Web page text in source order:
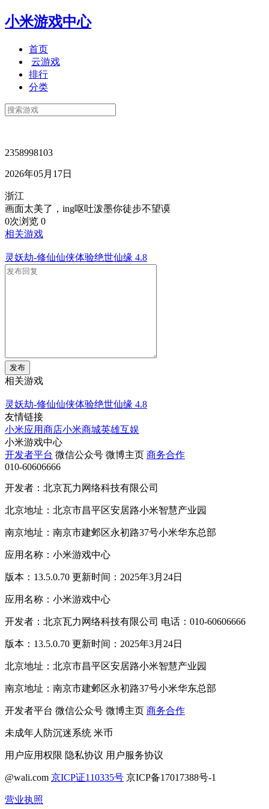
小米游戏中心
首页
云游戏
排行
分类
2358998103
2026年05月17日
浙江
画面太美了，ing呕吐泼墨你徒步不望谟
0次浏览 0
相关游戏
灵妖劫-修仙仙侠体验绝世仙缘 4.8
发布
相关游戏
灵妖劫-修仙仙侠体验绝世仙缘 4.8
友情链接
小米应用商店小米商城英雄互娱
小米游戏中心
开发者平台 微信公众号 微博主页 商务合作
010-60606666
开发者：北京瓦力网络科技有限公司
北京地址：北京市昌平区安居路小米智慧产业园
南京地址：南京市建邺区永初路37号小米华东总部
应用名称：小米游戏中心
版本：13.5.0.70 更新时间：2025年3月24日
应用名称：小米游戏中心
开发者：北京瓦力网络科技有限公司 电话：010-60606666
版本：13.5.0.70 更新时间：2025年3月24日
北京地址：北京市昌平区安居路小米智慧产业园
南京地址：南京市建邺区永初路37号小米华东总部
开发者平台 微信公众号 微博主页 商务合作
未成年人防沉迷系统 米币
用户应用权限 隐私协议 用户服务协议
@wali.com 京ICP证110335号 京ICP备17017388号-1
营业执照